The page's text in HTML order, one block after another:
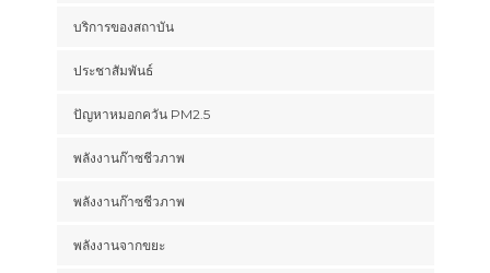
บริการของสถาบัน
ประชาสัมพันธ์
ปัญหาหมอกควัน PM2.5
พลังงานก๊าซชีวภาพ
พลังงานก๊าซชีวภาพ
พลังงานจากขยะ